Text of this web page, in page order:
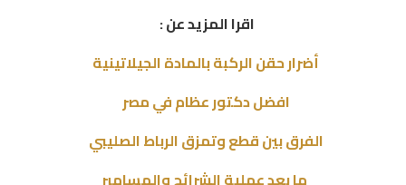
اقرا المزيد عن :
أضرار حقن الركبة بالمادة الجيلاتينية
افضل دكتور عظام في مصر
الفرق بين قطع وتمزق الرباط الصليبي